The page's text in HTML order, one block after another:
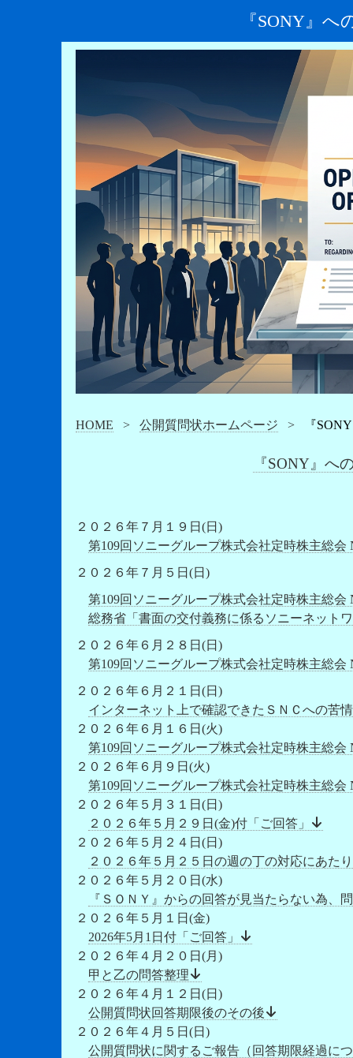
『SONY』
HOME > 公開質問状ホームページ > 『
『SONY』へ
２０２６年７月１９日(日)
第109回ソニーグループ株式会社定時株主総会
２０２６年７月５日(日)
第109回ソニーグループ株式会社定時株主総
総務省「書面の交付義務に係るソニーネット
２０２６年６月２８日(日)
第109回ソニーグループ株式会社定時株主総会
２０２６年６月２１日(日)
インターネット上で確認できたＳＮＣへの苦
２０２６年６月１６日(火)
第109回ソニーグループ株式会社定時株主総会
２０２６年６月９日(火)
第109回ソニーグループ株式会社定時株主総
２０２６年５月３１日(日)
２０２６年５月２９日(金)付「ご回答」
２０２６年５月２４日(日)
２０２６年５月２５日の週の丁の対応にあたり
２０２６年５月２０日(水)
『ＳＯＮＹ』からの回答が見当たらない為、
２０２６年５月１日(金)
2026年5月1日付「ご回答」
２０２６年４月２０日(月)
甲と乙の問答整理
２０２６年４月１２日(日)
公開質問状回答期限後のその後
２０２６年４月５日(日)
公開質問状に関するご報告（回答期限経過に